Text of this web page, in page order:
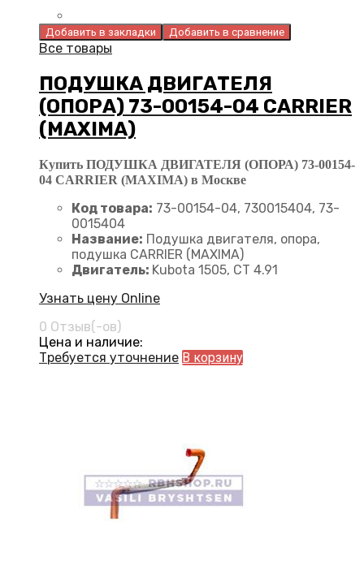
Добавить в закладки Добавить в сравнение
Все товары
ПОДУШКА ДВИГАТЕЛЯ
(ОПОРА) 73-00154-04 CARRIER
(MAXIMA)
Купить ПОДУШКА ДВИГАТЕЛЯ (ОПОРА) 73-00154-
04 CARRIER (MAXIMA) в Москве
Код товара: 73-00154-04, 730015404, 73-
0015404
Название: Подушка двигателя, опора,
подушка CARRIER (MAXIMA)
Двигатель: Kubota 1505, CT 4.91
Узнать цену Online
0 Отзыв(-ов)
Цена и наличие:
Требуется уточнение В корзину